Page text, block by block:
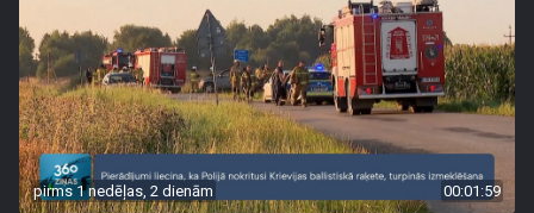
pirms 1 nedēļas, 2 dienām 00:01:59